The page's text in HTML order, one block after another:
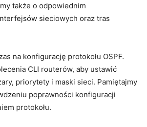
‍także o odpowiednim
sieciowych ⁢oraz ⁢tras‍
na konfigurację protokołu⁤ OSPF.
CLI ​routerów,⁤ aby ustawić‍
priorytety i maski sieci. Pamiętajmy
poprawności konfiguracji
protokołu.